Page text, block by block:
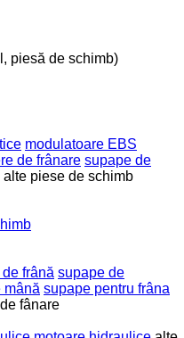
piesă de schimb)
modulatoare EBS
de frânare supape de
alte piese de schimb
frână supape de
mână supape pentru frâna
fânare